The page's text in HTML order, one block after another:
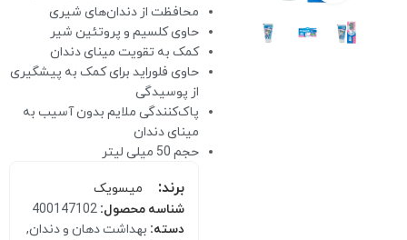
محافظت از دندان‌های شیری
حاوی کلسیم و پروتئین شیر
کمک به تقویت مینای دندان
حاوی فلوراید برای کمک به پیشگیری
از پوسیدگی
پاک‌کنندگی ملایم بدون آسیب به
مینای دندان
حجم 50 میلی لیتر
برند:
میسویک
شناسه محصول: 400147102
دسته: بهداشت دهان و دندان,